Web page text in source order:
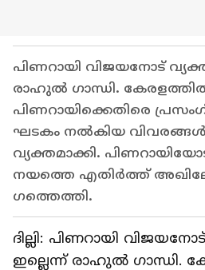
പിണറായി വിജയനോട്
രാഹുൽ ഗാന്ധി.
പിണറായിക്കെതിരെ
ഘടകം നൽകിയ
വ്യക്തമാക്കി.
നയത്തെ എതിർത്ത്
ഗത്തെത്തി.
ദില്ലി: പിണറായി
ഇല്ലെന്ന് രാഹുൽ ഗാന്ധി.